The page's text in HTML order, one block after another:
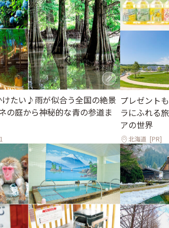
たい♪雨が似合う全国の絶景
の庭から神秘的な青の参道ま
プレゼント
ラにふれる
アの世界
北海道 [PR]